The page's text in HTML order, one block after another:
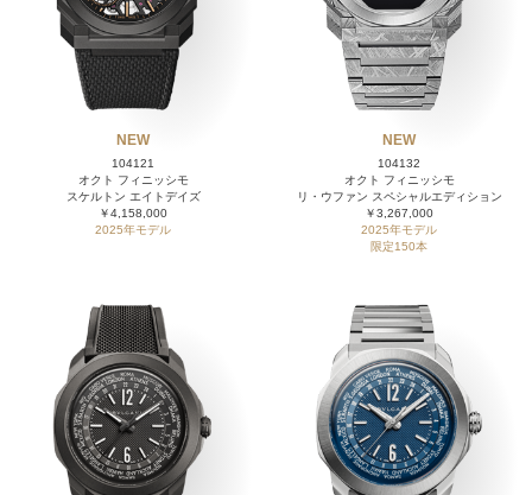
NEW
104121
オクト フィニッシモ
スケルトン エイトデイズ
￥4,158,000
2025年モデル
NEW
104132
オクト フィニッシモ
リ・ウファン スペシャルエディション
￥3,267,000
2025年モデル
限定150本